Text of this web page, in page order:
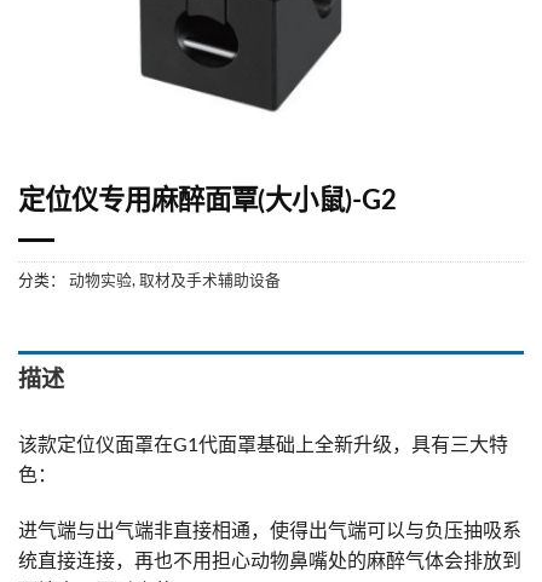
定位仪专用麻醉面覃(大小鼠)-G2
分类： 动物实验, 取材及手术辅助设备
描述
该款定位仪面罩在G1代面罩基础上全新升级，具有三大特
色：
进气端与出气端非直接相通，使得出气端可以与负压抽吸系
统直接连接，再也不用担心动物鼻嘴处的麻醉气体会排放到